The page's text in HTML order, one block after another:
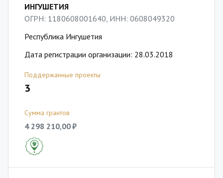
ИНГУШЕТИЯ
ОГРН: 1180608001640, ИНН: 0608049320
Республика Ингушетия
Дата регистрации организации: 28.03.2018
Поддержанные проекты
3
Сумма грантов
4 298 210,00 ₽